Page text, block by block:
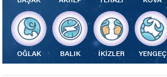
OĞLAK BALIK İKİZLER YENGEÇ